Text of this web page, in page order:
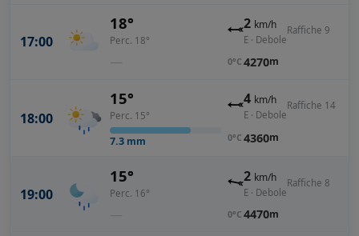
17:00
18°
Perc. 18°
—
2 km/h
E · Debole
Raffiche 9
0°C 4270m
18:00
15°
Perc. 15°
7.3 mm
4 km/h
E · Debole
Raffiche 14
0°C 4360m
19:00
15°
Perc. 16°
—
2 km/h
E · Debole
Raffiche 8
0°C 4470m